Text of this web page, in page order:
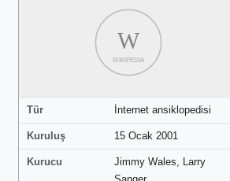
W
WIKIPEDIA
Tür İnternet ansiklopedisi
Kuruluş 15 Ocak 2001
Kurucu
Jimmy Wales, Larry